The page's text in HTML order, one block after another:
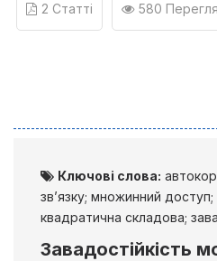
2 Статті 580
Ключові слова:
зв’язку; множинний
квадратична складова;
Завадостійкість